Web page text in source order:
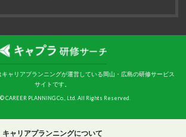
キャリアプランニングが運営している岡山・広島の研修サービス
サイトです。
CAREER PLANNING Co., Ltd. All Rights Reserved.
キャリアプランニングについて